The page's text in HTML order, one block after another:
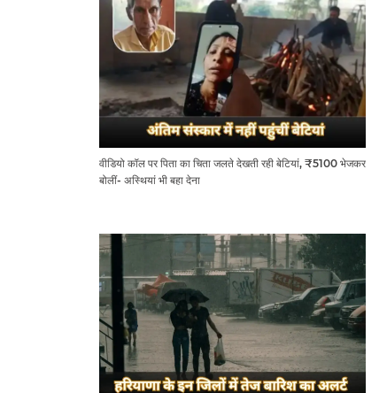
वीडियो कॉल पर पिता का चिता जलते देखती रही बेटियां, ₹5100 भेजकर
बोलीं- अस्थियां भी बहा देना